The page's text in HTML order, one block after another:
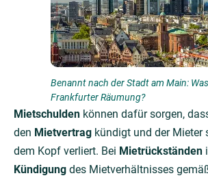
Benannt nach der Stadt am Main:
Frankfurter Räumung?
Mietschulden können dafür sorgen,
den Mietvertrag kündigt und der Mieter
dem Kopf verliert. Bei Mietrückständen
Kündigung des Mietverhältnisses